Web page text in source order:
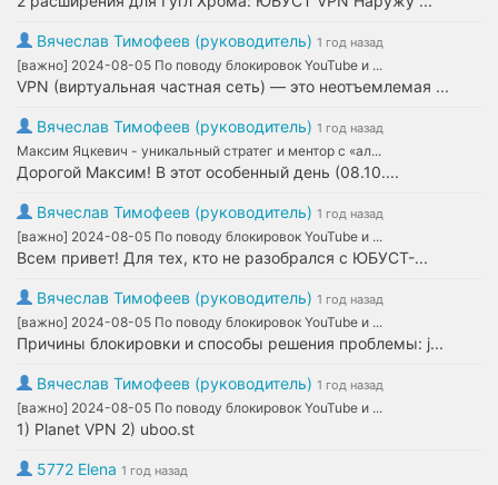
Вячеслав Тимофеев (руководитель) 1 год назад
[важно] 2024-08-05 По поводу блокировок YouTube и ...
VPN (виртуальная частная сеть) — это неотъемлемая ...
Вячеслав Тимофеев (руководитель) 1 год назад
Максим Яцкевич - уникальный стратег и ментор с «ал...
Дорогой Максим! В этот особенный день (08.10....
Вячеслав Тимофеев (руководитель) 1 год назад
[важно] 2024-08-05 По поводу блокировок YouTube и ...
Всем привет! Для тех, кто не разобрался с ЮБУСТ-...
Вячеслав Тимофеев (руководитель) 1 год назад
[важно] 2024-08-05 По поводу блокировок YouTube и ...
Причины блокировки и способы решения проблемы: j...
Вячеслав Тимофеев (руководитель) 1 год назад
[важно] 2024-08-05 По поводу блокировок YouTube и ...
1) Planet VPN 2) uboo.st
5772 Elena 1 год назад